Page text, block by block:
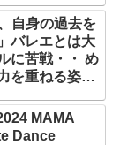
ADOR側、
張
自身の過去を
バレエとは大
に苦戦・・ め
を重ねる姿に
MAMA
Dance